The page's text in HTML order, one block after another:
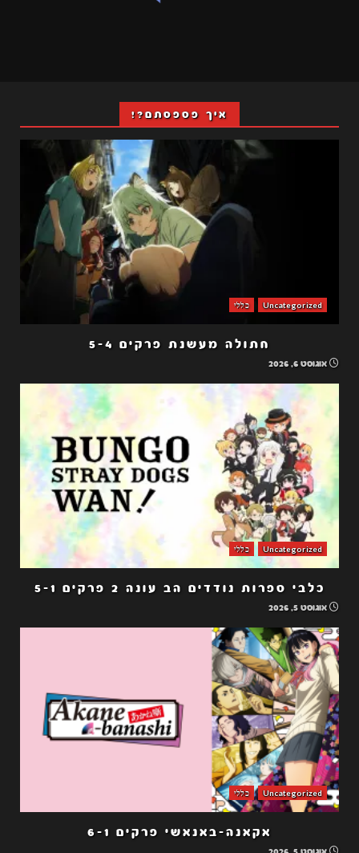
איך פספסתם?!
Uncategorized כללי
חתולה מעשנת פרקים 5-4
אוגוסט 6, 2026
Uncategorized כללי
כלבי ספרות נודדים הב עונה 2 פרקים 5-1
אוגוסט 5, 2026
Uncategorized כללי
אקאנה-באנאשי פרקים 6-1